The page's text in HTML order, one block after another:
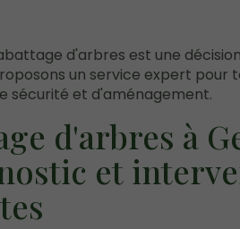
d'arbres est une
un service expert pour
sécurité et d'aménagement.
d'arbres à
et